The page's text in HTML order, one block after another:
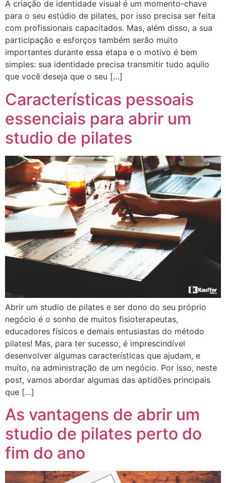
A criação de identidade visual é um momento-chave
para o seu estúdio de pilates, por isso precisa ser feita
com profissionais capacitados. Mas, além disso, a sua
participação e esforços também serão muito
importantes durante essa etapa e o motivo é bem
simples: sua identidade precisa transmitir tudo aquilo
que você deseja que o seu […]
Características pessoais
essenciais para abrir um
studio de pilates
Abrir um studio de pilates e ser dono do seu próprio
negócio é o sonho de muitos fisioterapeutas,
educadores físicos e demais entusiastas do método
pilates! Mas, para ter sucesso, é imprescindível
desenvolver algumas características que ajudam, e
muito, na administração de um negócio. Por isso, neste
post, vamos abordar algumas das aptidões principais
que […]
As vantagens de abrir um
studio de pilates perto do
fim do ano